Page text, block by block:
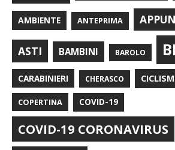
AMBIENTE ANTEPRIMA
ASTI BAMBINI BAROLO
CARABINIERI CHERASCO
COPERTINA COVID-19
COVID-19 CORONAVIRUS